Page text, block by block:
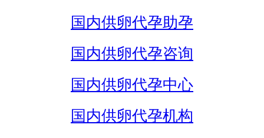
国内供卵代孕助孕
国内供卵代孕咨询
国内供卵代孕中心
国内供卵代孕机构